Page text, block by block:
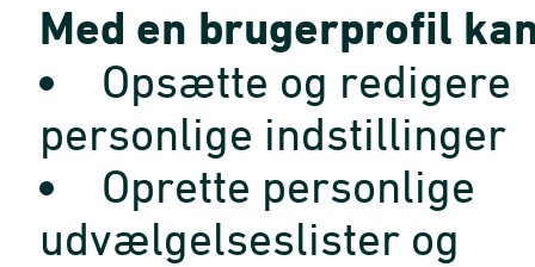
Med en brugerprofil
Opsætte og redigere
personlige indstillinger
Oprette personlige
udvælgelseslister og